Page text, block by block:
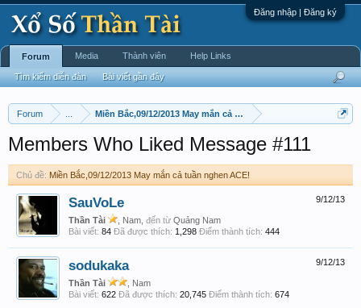
Đăng nhập | Đăng ký
Forum Miền Bắc,09/12/2013 May mắn cả tuần nghen ACE!
Members Who Liked Message #111
Chủ đề: Miền Bắc,09/12/2013 May mắn cả tuần nghen ACE!
9/12/13
SauVoLe
Thần Tài , Nam, đến từ Quảng Nam
Bài viết: 84 Đã được thích: 1,298 Điểm thành tích: 444
9/12/13
sodukaka
Thần Tài
, Nam
Bài viết: 622 Đã được thích: 20,745 Điểm thành tích: 674
Forum
Tìm kiếm diễn đàn Bài viết gần đây
Media Thành viên Help Links